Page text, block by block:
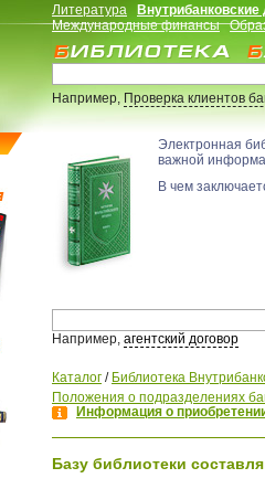
Литература
Международные финансы
Например,Проверка клиентов
Электронная
важной
В чем
Например, агентский договор
Каталог / Библиотека
Положения о подразделениях
Информация о
Базу библиотеки